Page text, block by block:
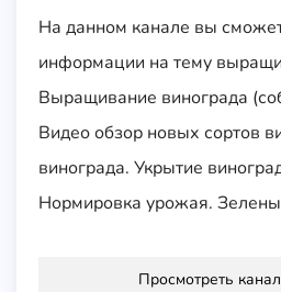
На данном канале вы
информации на тему
Выращивание винограда
Видео обзор новых сортов
винограда. Укрытие
Нормировка урожая.
Просмотреть